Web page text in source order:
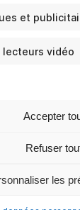
et
lecteurs vidéo
Accepter
Refuser
les
RSE
RÉSEAUX